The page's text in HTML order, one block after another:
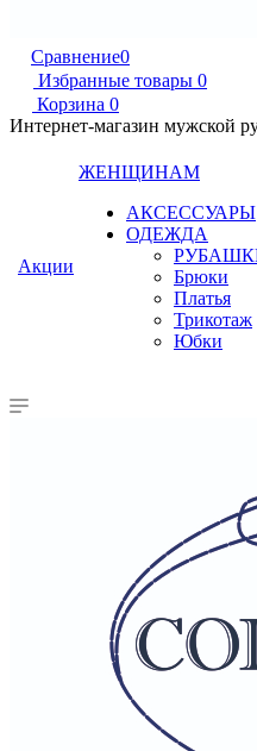
Сравнение0
Избранные товары 0
Корзина 0
Интернет-магазин мужской
Акции
ЖЕНЩИНАМ
АКСЕССУАРЫ
ОДЕЖДА
Брюки
Платья
Трикотаж
Юбки